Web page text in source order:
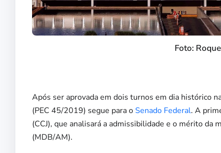
Foto:
Após ser aprovada em dois turnos em dia histórico
(PEC 45/2019) segue para o Senado Federal. A
(CCJ), que analisará a admissibilidade e o mérito da
(MDB/AM).